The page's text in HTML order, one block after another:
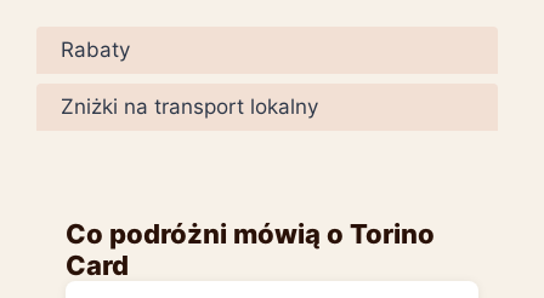
Rabaty
Zniżki na transport lokalny
Co podróżni mówią o Torino
Card